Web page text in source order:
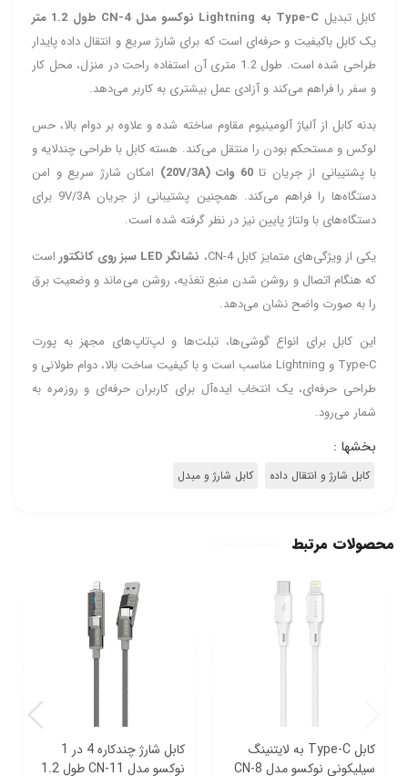
کابل تبدیل Type-C به Lightning نوکسو مدل CN-4 طول 1.2 متر
یک کابل باکیفیت و حرفه‌ای است که برای شارژ سریع و انتقال داده پایدار
طراحی شده است. طول 1.2 متری آن استفاده راحت در منزل، محل کار
و سفر را فراهم می‌کند و آزادی عمل بیشتری به کاربر می‌دهد.
بدنه کابل از آلیاژ آلومینیوم مقاوم ساخته شده و علاوه بر دوام بالا، حس
لوکس و مستحکم بودن را منتقل می‌کند. هسته کابل با طراحی چندلایه و
با پشتیبانی از جریان تا60 وات (20V/3A)
امکان شارژ سریع و امن
دستگاه‌ها را فراهم می‌کند. همچنین پشتیبانی از جریان 9V/3A برای
دستگاه‌های با ولتاژ پایین نیز در نظر گرفته شده است.
یکی از ویژگی‌های متمایز کابل CN-4،
نشانگر LED سبز روی کانکتور
است
که هنگام اتصال و روشن شدن منبع تغذیه، روشن می‌ماند و وضعیت برق
را به صورت واضح نشان می‌دهد.
این کابل برای انواع گوشی‌ها، تبلت‌ها و لپ‌تاپ‌های مجهز به پورت
Type-C و
Lightning مناسب است و با کیفیت ساخت بالا، دوام طولانی و
طراحی حرفه‌ای، یک انتخاب ایده‌آل برای کاربران حرفه‌ای و روزمره به
شمار می‌رود.
بخشها :
کابل شارژ و انتقال داده کابل شارژ و مبدل
محصولات مرتبط
کابل Type‑C به لایتنینگ
سیلیکونی نوکسو مدل CN‑8
کابل شارژ چندکاره 4 در 1
نوکسو مدل CN-11 طول 1.2